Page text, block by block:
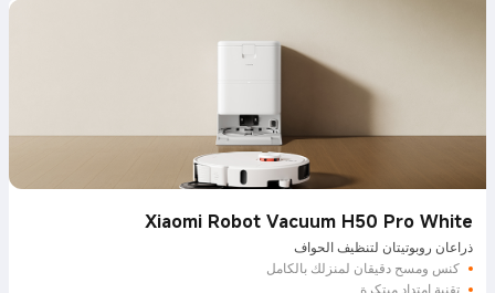
Xiaomi Robot Vacuum H50 Pro White
ذراعان روبوتيتان لتنظيف الحواف
كنس ومسح دقيقان لمنزلك بالكامل
تقنية امتداد مبتكرة